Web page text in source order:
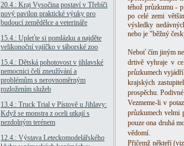
20.4.: Kraj Vysočina postaví v Třebíči
nový pavilon praktické výuky pro
budoucí zemědělce a veterináře
15.4.: Upleťte si pomlázku a najděte
velikonoční vajíčko v táborské zoo
15.4.: Dětská pohotovost v jihlavské
nemocnici čelí zneužívání a
problémům s nerovnoměrným
rozložením služeb
13.4.: Truck Trial v Pístově u Jihlavy:
Když se monstra z oceli utkají s
nezdolným terénem
12.4.: Výstava Leteckomodelářského
téhož průzkumu -
po celé zemi
výsledky
nebo je "běžný
Neboť čím jiným
drtivě vyhraje v
průzkumech
krajských
prospěchu.
Vezmeme-li v
průzkumech velmi
pouze ona druhá
vědomí.
Přičemž někteří